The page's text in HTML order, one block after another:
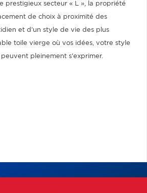
prestigieux secteur « L », la propriété
de choix à proximité des
et d'un style de vie des plus
toile vierge où vos idées, votre style
pleinement s'exprimer.